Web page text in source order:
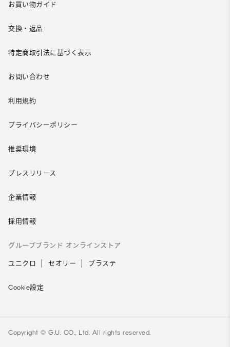
お買い物ガイド
交換・返品
特定商取引法に基づく表示
お問い合わせ
利用規約
プライバシーポリシー
推奨環境
プレスリリース
企業情報
採用情報
グループブランド オンラインストア
ユニクロ セオリー プラステ
Cookie設定
Copyright © G.U. CO., Ltd. All rights reserved.